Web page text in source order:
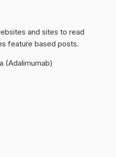
and sites to read
feature based posts.
(Adalimumab)